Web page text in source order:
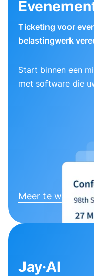
Ticketing voor
belastingwerk
Start binnen een
met software die
Meer te weten
Jay·AI